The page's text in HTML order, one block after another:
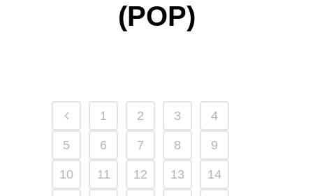
(POP)
1 2 3 4
5 6 7 8 9
10 11 12 13 14